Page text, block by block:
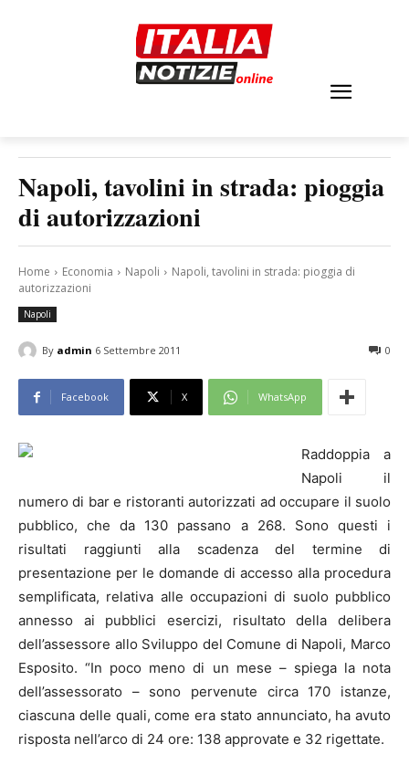
Napoli, tavolini in strada: pioggia
di autorizzazioni
Home Economia Napoli
Napoli, tavolini in strada: pioggia di
autorizzazioni
Napoli
By admin 6 Settembre 2011 0
Facebook X WhatsApp
Raddoppia a
Napoli il
numero di bar e ristoranti autorizzati ad occupare il suolo
pubblico, che da 130 passano a 268. Sono questi i
risultati raggiunti alla scadenza del termine di
presentazione per le domande di accesso alla procedura
semplificata, relativa alle occupazioni di suolo pubblico
annesso ai pubblici esercizi, risultato della delibera
dell’assessore allo Sviluppo del Comune di Napoli, Marco
Esposito. “In poco meno di un mese – spiega la nota
dell’assessorato – sono pervenute circa 170 istanze,
ciascuna delle quali, come era stato annunciato, ha avuto
risposta nell’arco di 24 ore: 138 approvate e 32 rigettate.